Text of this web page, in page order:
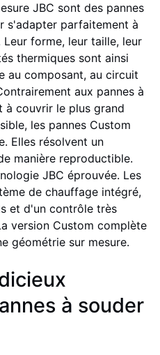
JBC sont des pannes
s'adapter parfaitement à
forme, leur taille, leur
thermiques sont ainsi
au composant, au circuit
aux pannes à
à couvrir le plus grand
les pannes Custom
Elles résolvent un
manière reproductible.
JBC éprouvée. Les
de chauffage intégré,
et d'un contrôle très
version Custom complète
géométrie sur mesure.
à souder